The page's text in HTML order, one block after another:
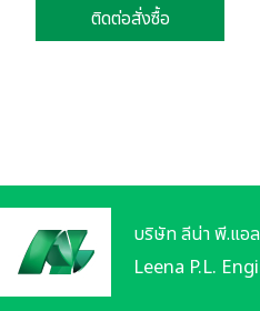
ติดต่อสั่งซื้อ
บริษัท ลีน่า พี.แอ
Leena P.L.